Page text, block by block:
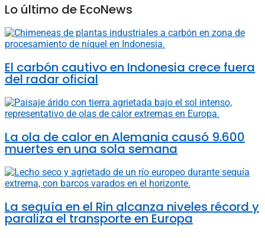
Lo último de EcoNews
El carbón cautivo en Indonesia crece fuera
del radar oficial
La ola de calor en Alemania causó 9.600
muertes en una sola semana
La sequía en el Rin alcanza niveles récord y
paraliza el transporte en Europa